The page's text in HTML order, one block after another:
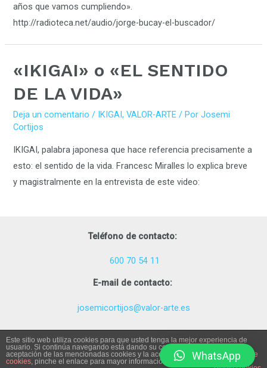
años que vamos cumpliendo».
http://radioteca.net/audio/jorge-bucay-el-buscador/
«IKIGAI» o «EL SENTIDO
DE LA VIDA»
Deja un comentario / IKIGAI,VALOR-ARTE / PorJosemi
Cortijos
IKIGAI, palabra japonesa que hace referencia precisamente a
esto: el sentido de la vida. Francesc Miralles lo explica breve
y magistralmente en la entrevista de este video:
Teléfono de contacto:
600 70 54 11
E-mail de contacto:
josemicortijos@valor-arte.es
Valor-Arte Copyright © 2026
Este sitio web utiliza cookies para que usted tenga la mejor experiencia de
usuario. Si continúa navegando está dando su consentimiento para la
aceptación de las mencionadas cookies y la aceptación de nuestrapolítica de
cookies, pinche el enlace para mayor información. WhatsApp